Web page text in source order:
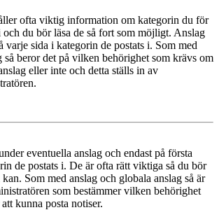
ofta viktig information om kategorin du för
du bör läsa de så fort som möjligt. Anslag
varje sida i kategorin de postats i. Som med
så beror det på vilken behörighet som krävs om
eller inte och detta ställs in av
eventuella anslag och endast på första
de postats i. De är ofta rätt viktiga så du bör
kan. Som med anslag och globala anslag så är
som bestämmer vilken behörighet
kunna posta notiser.